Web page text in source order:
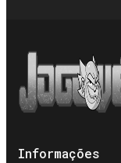
Informações